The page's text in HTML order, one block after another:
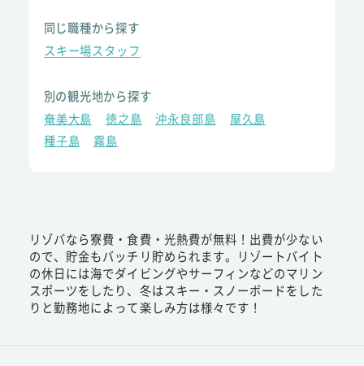
同じ職種から探す
スキー場スタッフ
別の観光地から探す
奄美大島
徳之島 沖永良部島
屋久島
種子島
霧島
リゾバなら寮費・食費・光熱費が無料！出費が少ない
ので、貯金もバッチリ貯められます。リゾートバイト
の休日には海でダイビングやサーフィンなどのマリン
スポーツをしたり、冬はスキー・スノーボードをした
りと勤務地によって楽しみ方は様々です！